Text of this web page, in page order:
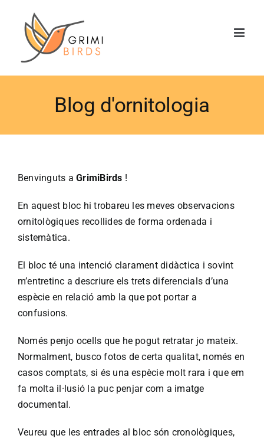
contenido
Blog d'ornitologia
Benvinguts aGrimiBirds !
En aquest bloc hi trobareu les meves observacions
ornitològiques recollides de forma ordenada i
sistemàtica.
El bloc té una intenció clarament didàctica i sovint
m’entretinc a descriure els trets diferencials d’una
espècie en relació amb la que pot portar a
confusions.
Només penjo ocells que he pogut retratar jo mateix.
Normalment, busco fotos de certa qualitat, només en
casos comptats, si és una espècie molt rara i que em
fa molta il·lusió la puc penjar com a imatge
documental.
Veureu que les entrades al bloc són cronològiques,